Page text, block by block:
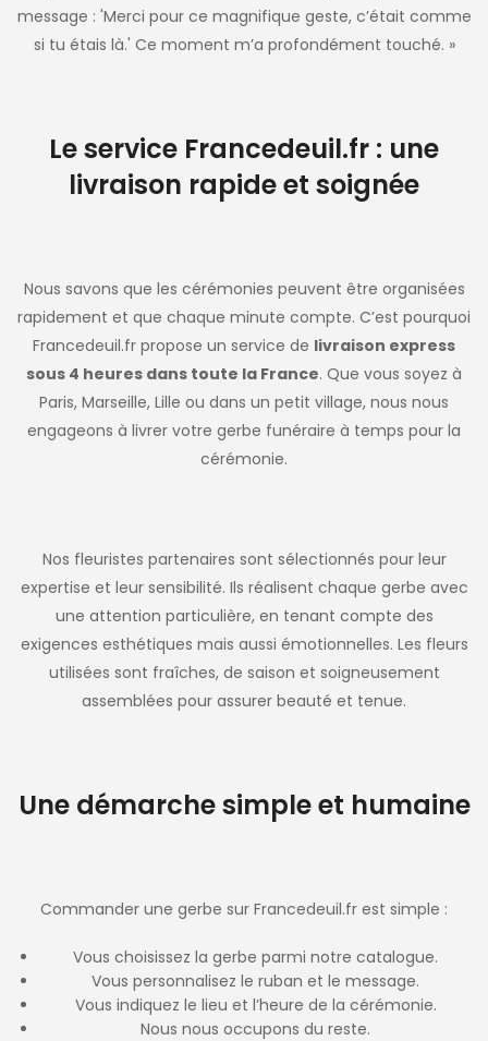
message : 'Merci pour ce magnifique geste, c’était comme
si tu étais là.' Ce moment m’a profondément touché. »
Le service Francedeuil.fr : une
livraison rapide et soignée
Nous savons que les cérémonies peuvent être organisées
rapidement et que chaque minute compte. C’est pourquoi
Francedeuil.fr propose un service de livraison express
sous 4 heures dans toute la France. Que vous soyez à
Paris, Marseille, Lille ou dans un petit village, nous nous
engageons à livrer votre gerbe funéraire à temps pour la
cérémonie.
Nos fleuristes partenaires sont sélectionnés pour leur
expertise et leur sensibilité. Ils réalisent chaque gerbe avec
une attention particulière, en tenant compte des
exigences esthétiques mais aussi émotionnelles. Les fleurs
utilisées sont fraîches, de saison et soigneusement
assemblées pour assurer beauté et tenue.
Une démarche simple et humaine
Commander une gerbe sur Francedeuil.fr est simple :
Vous choisissez la gerbe parmi notre catalogue.
Vous personnalisez le ruban et le message.
Vous indiquez le lieu et l’heure de la cérémonie.
Nous nous occupons du reste.